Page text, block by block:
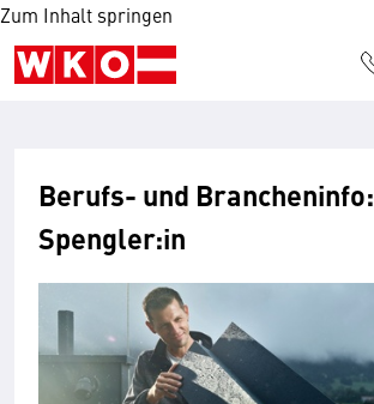
Zum Inhalt springen
Berufs- und Brancheninfo:
Spengler:in